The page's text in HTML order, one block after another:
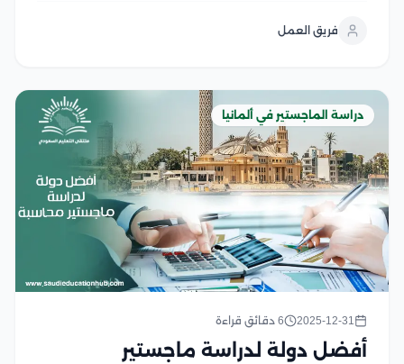
لتحصيل الخبرات الرياضية المختلفة، والاطلاع على الطرق...
فريق العمل
دراسة الماجستير في ألمانيا
2025-12-31 6 دقائق قراءة
أفضل دولة لدراسة ماجستير